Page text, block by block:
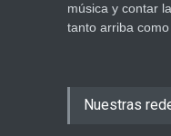
música y contar
tanto arriba
Nuestras